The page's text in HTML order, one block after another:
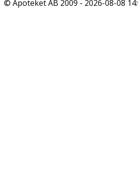
© Apoteket AB 2009 - 2026-08-08